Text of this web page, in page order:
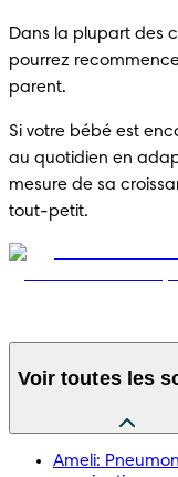
Dans la plupart des
pourrez
parent.
Si votre bébé est
au quotidien en
mesure de sa
tout-petit.
Voir toutes les
Ameli: